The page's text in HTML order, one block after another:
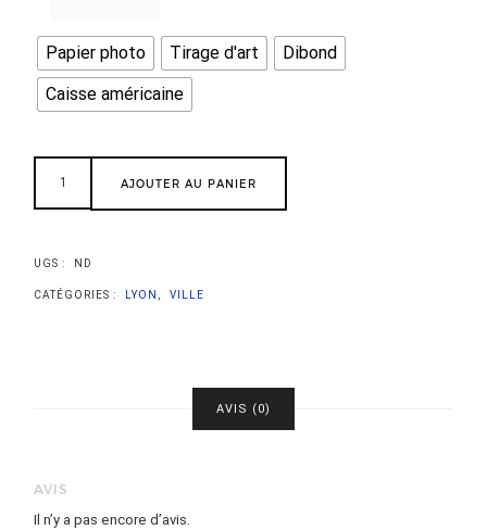
Papier photo Tirage d'art
Dibond
Caisse américaine
AJOUTER AU PANIER
UGS : ND
CATÉGORIES : LYON VILLE
AVIS (0)
AVIS
Il n’y a pas encore d’avis.